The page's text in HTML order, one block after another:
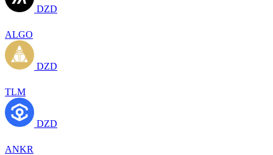
DZD
ALGO
DZD
TLM
DZD
ANKR